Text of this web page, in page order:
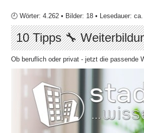
🕘 Wörter: 4.262 • Bilder: 18 • Lesedauer:
10 Tipps 🔧
Ob beruflich oder privat - jetzt die passende